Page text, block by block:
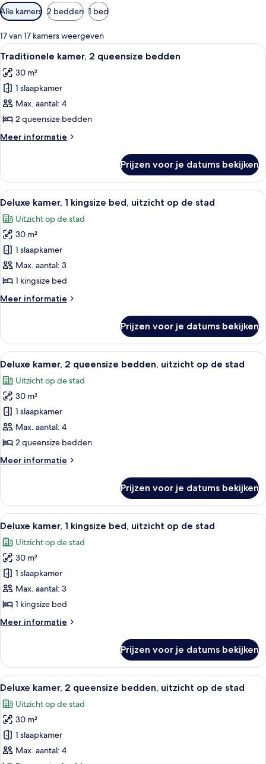
Beschikbare
filters
voor
kamers
Alle kamers 2 bedden 1 bed
17 van 17 kamers weergeven
Alle
foto's
voor
Traditionele
kamer,
2
queensize
bedden
Een hotelkamer met een bed, een
3
Traditionele kamer, 2 queensize bedden
30 m²
1 slaapkamer
Max. aantal: 4
2 queensize bedden
Meer informatie
Meer
kamer,
queensize
Prijzen voor je datums bekijken
Alle
foto's
voor
Deluxe
kamer,
1
kingsize
uitzicht
stad
laden
Een hotelkamer met een groot bed,
5
Deluxe kamer, 1 kingsize bed, uitzicht op de stad
Uitzicht op de stad
30 m²
1 slaapkamer
Max. aantal: 3
1 kingsize bed
Meer informatie
Meer
kamer,
kingsize
uitzicht
op
de
stad
Prijzen voor je datums bekijken
Alle
foto's
voor
Deluxe
kamer,
2
queensize
uitzicht
stad
laden
Een hotelkamer met twee bedden,
4
Deluxe kamer, 2 queensize bedden, uitzicht op de stad
Uitzicht op de stad
30 m²
1 slaapkamer
Max. aantal: 4
2 queensize bedden
Meer informatie
Meer
kamer,
queensize
uitzicht
op
de
stad
Prijzen voor je datums bekijken
Alle
foto's
voor
Deluxe
kamer,
1
kingsize
uitzicht
stad
laden
Een hotelkamer met een groot bed,
5
Deluxe kamer, 1 kingsize bed, uitzicht op de stad
Uitzicht op de stad
30 m²
1 slaapkamer
Max. aantal: 3
1 kingsize bed
Meer informatie
Meer
kamer,
kingsize
uitzicht
op
de
stad
Prijzen voor je datums bekijken
Alle
foto's
voor
Deluxe
kamer,
2
Een hotelkamer met twee bedden,
5
Deluxe kamer, 2 queensize bedden, uitzicht op de stad
Uitzicht op de stad
30 m²
1 slaapkamer
Max. aantal: 4